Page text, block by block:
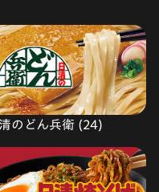
のどん兵衛 (24)